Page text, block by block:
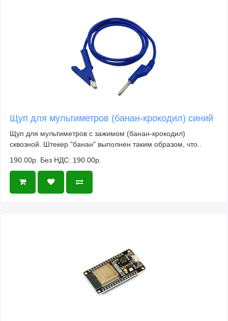
Щуп для мультиметров (банан-крокодил) синий
Щуп для мультиметров с зажимом (банан-крокодил)
сквозной. Штекер "банан" выполнен таким образом, что..
190.00р. Без НДС: 190.00р.